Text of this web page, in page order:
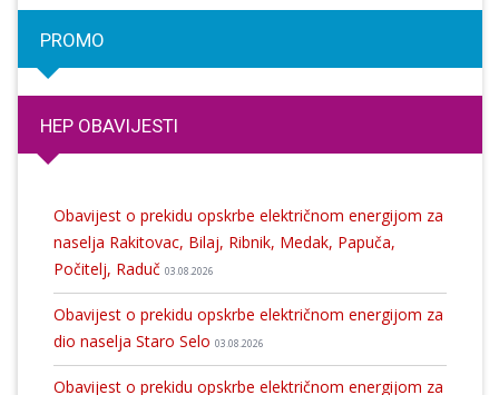
PROMO
HEP OBAVIJESTI
Obavijest o prekidu opskrbe električnom energijom za
naselja Rakitovac, Bilaj, Ribnik, Medak, Papuča,
Počitelj, Raduč 03.08.2026
Obavijest o prekidu opskrbe električnom energijom za
dio naselja Staro Selo 03.08.2026
Obavijest o prekidu opskrbe električnom energijom za